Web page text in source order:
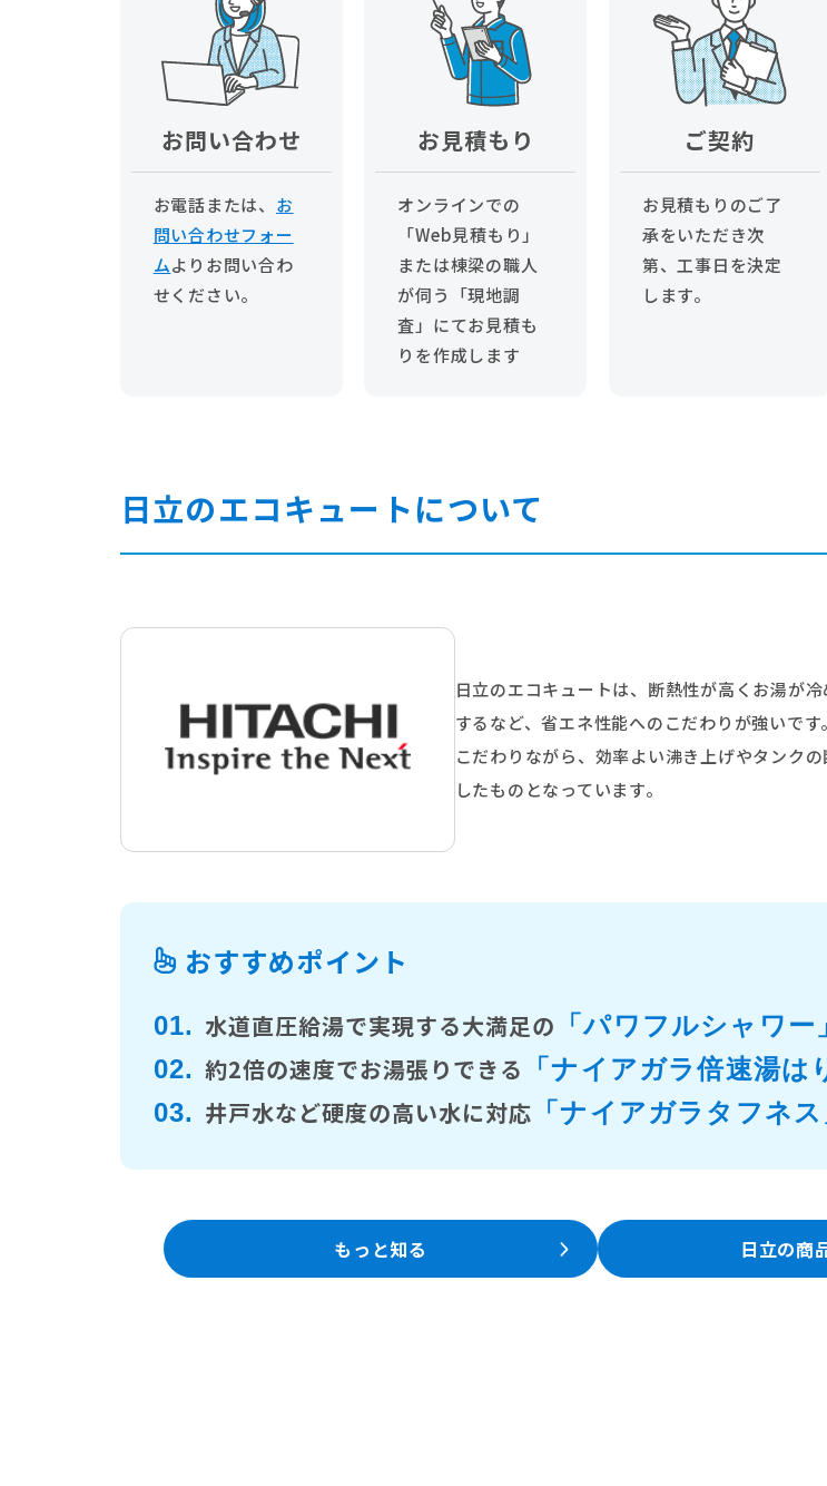
お問い合わせ
お電話または、 お
問い合わせフォー
ムより お問い合わ
せください。
お見積もり
オンラインでの
「Web見積もり」
または棟梁の職人
が伺う「現地調
査」にてお見積も
りを作成します
ご契約
お見積もりのご了
承をいただき次
第、工事日を決定
します。
日立のエコキュートについて
日立のエコキュートは、断熱性が高くお湯が
するなど、省エネ性能へのこだわりが強いで
こだわりながら、効率よい沸き上げやタンク
したものとなっています。
おすすめポイント
01. 水道直圧給湯で実現する大満足の 「パワフルシャワー
02. 約2倍の速度でお湯張りできる
「ナイアガラ倍速湯は
03. 井戸水など硬度の高い水に対応 「ナイアガラタフネス
もっと知る 日立の商